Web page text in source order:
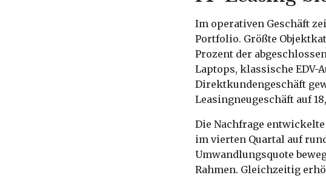
Im operativen Geschäft
Portfolio. Größte
Prozent der
Laptops, klassische EDV-
Direktkundengeschäft
Leasingneugeschäft auf
Die Nachfrage
im vierten Quartal auf
Umwandlungsquote
Rahmen. Gleichzeitig